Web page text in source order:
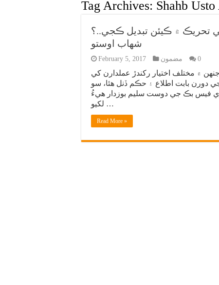
Tag Archives: Shahb
تحريڪ ۾ ڪيئن تبديل ڪجي..؟
شهاب اوستو
February 5, 2017 مضمون 0
۾ مختلف اختيار رکندڙ عملدارن کي
دورن بابت اطلاع ۽ حڪم ڏنل هئا، سو
فيس بڪ جي دوست سليم بوزدار هيءُ
لکيو …
Read More »